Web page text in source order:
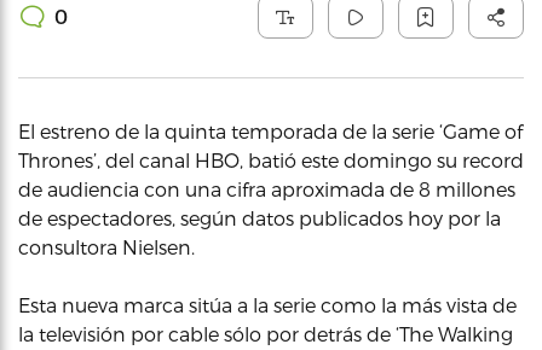
0
El estreno de la quinta temporada de la serie ‘Game of
Thrones’, del canal HBO, batió este domingo su record
de audiencia con una cifra aproximada de 8 millones
de espectadores, según datos publicados hoy por la
consultora Nielsen.
Esta nueva marca sitúa a la serie como la más vista de
la televisión por cable sólo por detrás de ‘The Walking